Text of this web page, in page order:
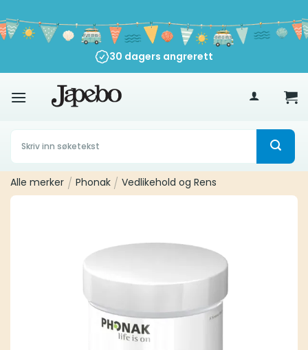
to
content
500
30 dagers angrerett
Søk
etter:
Alle merker / Phonak / Vedlikehold og Rens